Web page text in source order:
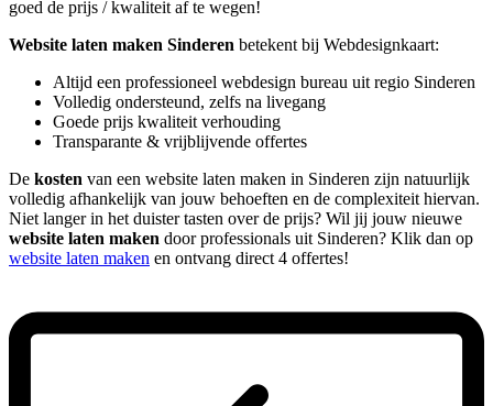
goed de prijs / kwaliteit af te wegen!
Website laten maken Sinderen betekent bij Webdesignkaart:
Altijd een professioneel webdesign bureau uit regio Sinderen
Volledig ondersteund, zelfs na livegang
Goede prijs kwaliteit verhouding
Transparante & vrijblijvende offertes
De kosten van een website laten maken in Sinderen zijn natuurlijk
volledig afhankelijk van jouw behoeften en de complexiteit hiervan.
Niet langer in het duister tasten over de prijs? Wil jij jouw nieuwe
website laten maken door professionals uit Sinderen? Klik dan op
website laten maken en ontvang direct 4 offertes!